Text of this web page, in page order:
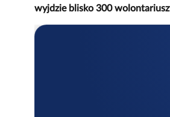
wyjdzie blisko 300